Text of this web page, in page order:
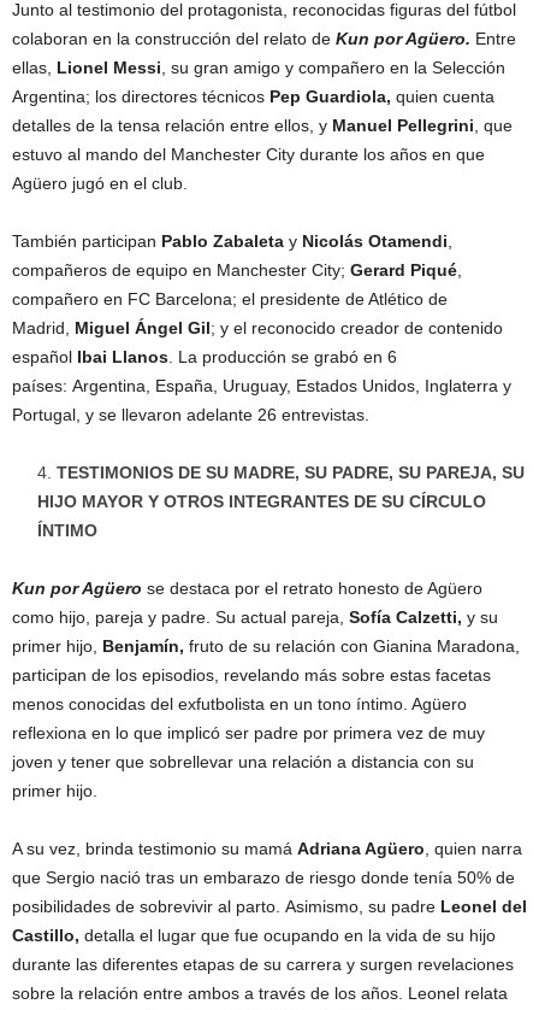
Junto al testimonio del protagonista, reconocidas figuras del fútbol
colaboran en la construcción del relato de Kun por Agüero. Entre
ellas, Lionel Messi , su gran amigo y compañero en la Selección
Argentina; los directores técnicos Pep Guardiola, quien cuenta
detalles de la tensa relación entre ellos, y Manuel Pellegrini , que
estuvo al mando del Manchester City durante los años en que
Agüero jugó en el club.
También participan Pablo Zabaleta y Nicolás Otamendi
compañeros de equipo en Manchester City; Gerard Piqué
compañero en FC Barcelona; el presidente de Atlético de
Madrid, Miguel Ángel Gil; y el reconocido creador de contenido
español Ibai Llanos . La producción se grabó en 6
países: Argentina, España, Uruguay, Estados Unidos, Inglaterra y
Portugal, y se llevaron adelante 26 entrevistas.
TESTIMONIOS DE SU MADRE, SU PADRE, SU PAREJA, SU
HIJO MAYOR Y OTROS INTEGRANTES DE SU CÍRCULO
ÍNTIMO
Kun por Agüero se destaca por el retrato honesto de Agüero
como hijo, pareja y padre. Su actual pareja, Sofía Calzetti, y su
primer hijo, Benjamín, fruto de su relación con Gianina Maradona,
participan de los episodios, revelando más sobre estas facetas
menos conocidas del exfutbolista en un tono íntimo. Agüero
reflexiona en lo que implicó ser padre por primera vez de muy
joven y tener que sobrellevar una relación a distancia con su
primer hijo.
A su vez, brinda testimonio su mamá Adriana Agüero , quien narra
que Sergio nació tras un embarazo de riesgo donde tenía 50% de
posibilidades de sobrevivir al parto. Asimismo, su padre Leonel del
Castillo, detalla el lugar que fue ocupando en la vida de su hijo
durante las diferentes etapas de su carrera y surgen revelaciones
sobre la relación entre ambos a través de los años. Leonel relata